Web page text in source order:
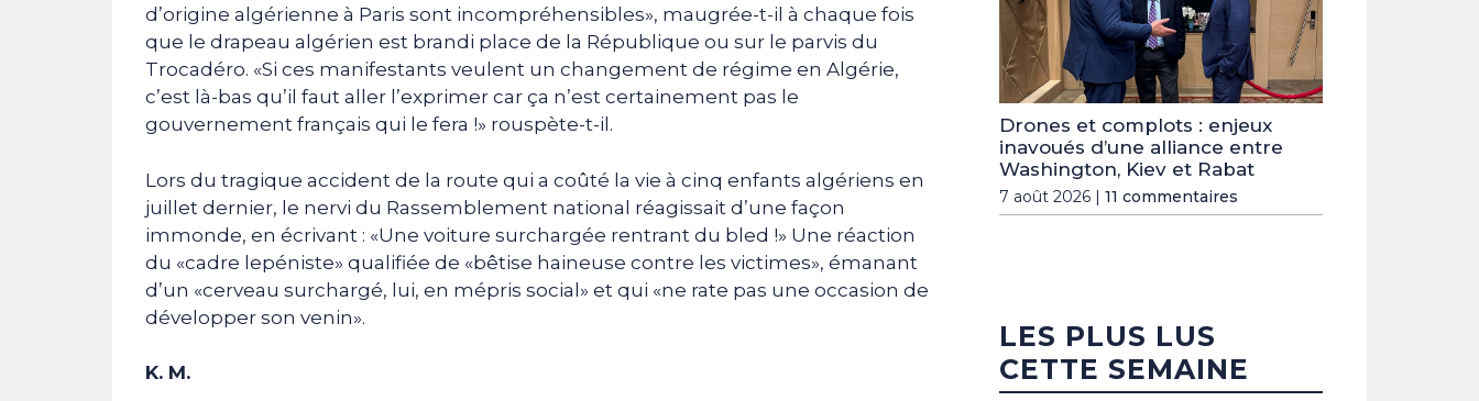
d’origine algérienne à Paris sont incompréhensibles», maugrée-t-il à chaque fois
que le drapeau algérien est brandi place de la République ou sur le parvis du
Trocadéro. «Si ces manifestants veulent un changement de régime en Algérie,
c’est là-bas qu’il faut aller l’exprimer car ça n’est certainement pas le
gouvernement français qui le fera !» rouspète-t-il.
Lors du tragique accident de la route qui a coûté la vie à cinq enfants algériens en
juillet dernier, le nervi du Rassemblement national réagissait d’une façon
immonde, en écrivant : «Une voiture surchargée rentrant du bled !» Une réaction
du «cadre lepéniste» qualifiée de «bêtise haineuse contre les victimes», émanant
d’un «cerveau surchargé, lui, en mépris social» et qui «ne rate pas une occasion de
développer son venin».
K. M.
Drones et complots : enjeux
inavoués d’une alliance entre
Washington, Kiev et Rabat
7 août 2026 | 11 commentaires
LES PLUS LUS
CETTE SEMAINE